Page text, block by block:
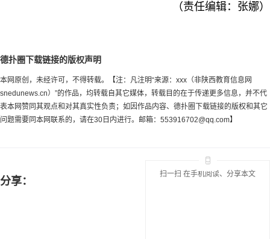
（责任编辑：张娜）
德扑圈下载链接的版权声明
本网原创，未经许可，不得转载。【注：凡注明“来源：xxx（非陕西教育信息网
snedunews.cn）”的作品，均转载自其它媒体，转载目的在于传递更多信息，并不代
表本网赞同其观点和对其真实性负责；如因作品内容、德扑圈下载链接的版权和其它
问题需要同本网联系的，请在30日内进行。邮箱： 553916702@qq.com】
分享：
扫一扫 在手机阅读、分享本文